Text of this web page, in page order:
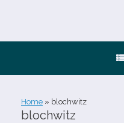
Home » blochwitz
blochwitz